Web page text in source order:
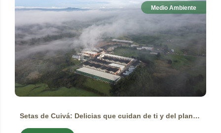
Medio Ambiente
Setas de Cuivá: Delicias que cuidan de ti y del planeta